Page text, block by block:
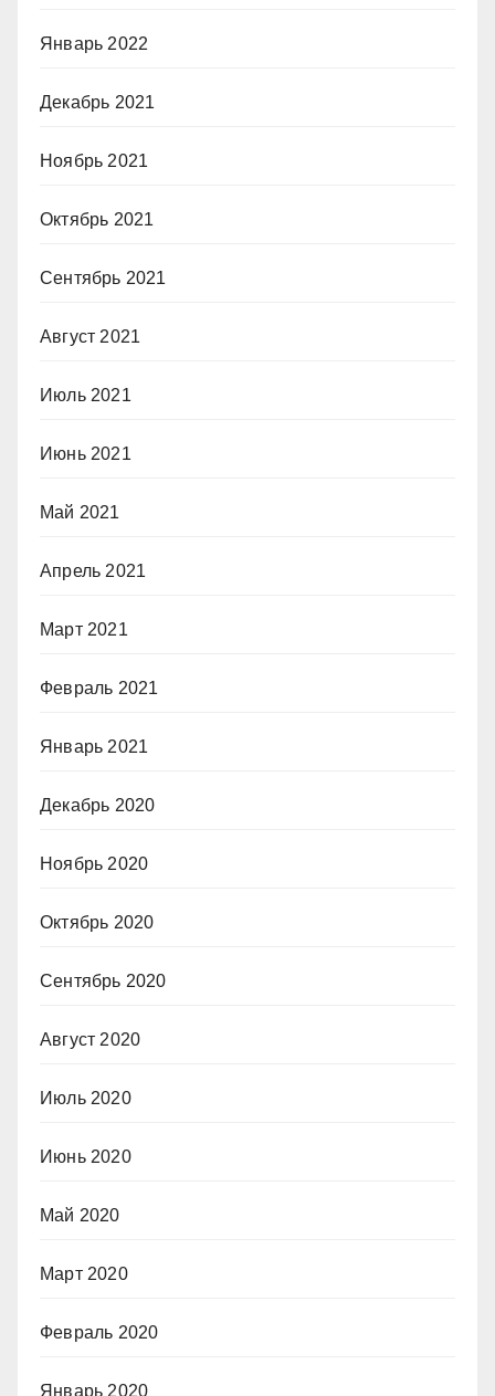
Январь 2022
Декабрь 2021
Ноябрь 2021
Октябрь 2021
Сентябрь 2021
Август 2021
Июль 2021
Июнь 2021
Май 2021
Апрель 2021
Март 2021
Февраль 2021
Январь 2021
Декабрь 2020
Ноябрь 2020
Октябрь 2020
Сентябрь 2020
Август 2020
Июль 2020
Июнь 2020
Май 2020
Март 2020
Февраль 2020
Январь 2020